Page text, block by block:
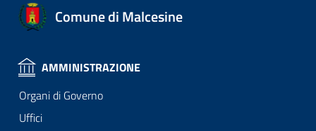
Comune di Malcesine
AMMINISTRAZIONE
Organi di Governo
Uffici